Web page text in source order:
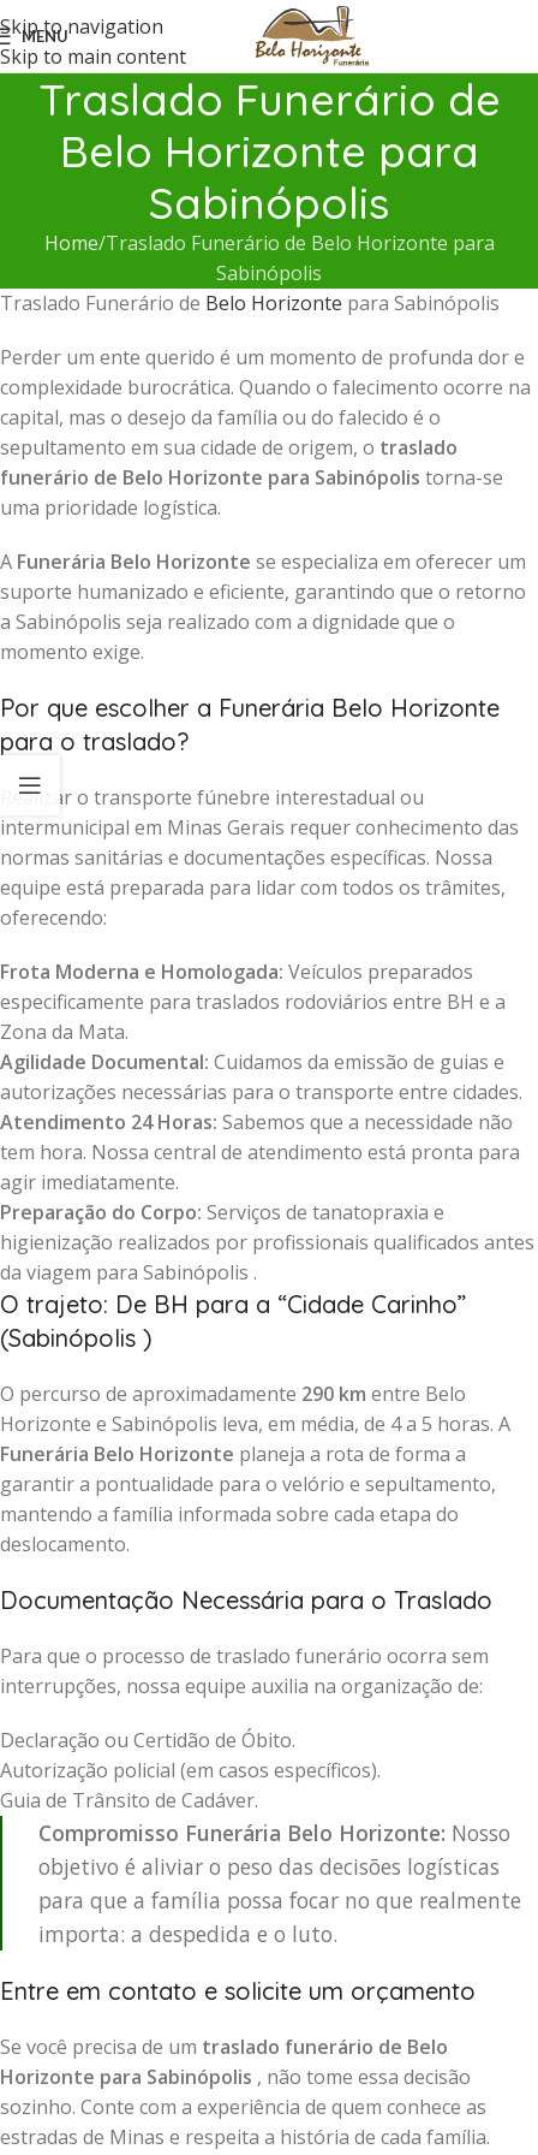
Skip to navigation
Skip to main content
MENU
Traslado Funerário de
Belo Horizonte para
Sabinópolis
Home Traslado Funerário de Belo Horizonte para
Sabinópolis
Traslado Funerário de Belo Horizonte para Sabinópolis
Perder um ente querido é um momento de profunda dor e
complexidade burocrática. Quando o falecimento ocorre na
capital, mas o desejo da família ou do falecido é o
sepultamento em sua cidade de origem, o traslado
funerário de Belo Horizonte para Sabinópolis torna-se
uma prioridade logística.
A Funerária Belo Horizonte se especializa em oferecer um
suporte humanizado e eficiente, garantindo que o retorno
a Sabinópolis seja realizado com a dignidade que o
momento exige.
Por que escolher a Funerária Belo Horizonte
para o traslado?
Realizar o transporte fúnebre interestadual ou
intermunicipal em Minas Gerais requer conhecimento das
normas sanitárias e documentações específicas. Nossa
equipe está preparada para lidar com todos os trâmites,
oferecendo:
Frota Moderna e Homologada: Veículos preparados
especificamente para traslados rodoviários entre BH e a
Zona da Mata.
Agilidade Documental: Cuidamos da emissão de guias e
autorizações necessárias para o transporte entre cidades.
Atendimento 24 Horas: Sabemos que a necessidade não
tem hora. Nossa central de atendimento está pronta para
agir imediatamente.
Preparação do Corpo: Serviços de tanatopraxia e
higienização realizados por profissionais qualificados antes
da viagem para Sabinópolis .
O trajeto: De BH para a “Cidade Carinho”
(Sabinópolis )
O percurso de aproximadamente 290 km entre Belo
Horizonte e Sabinópolis leva, em média, de 4 a 5 horas. A
Funerária Belo Horizonte planeja a rota de forma a
garantir a pontualidade para o velório e sepultamento,
mantendo a família informada sobre cada etapa do
deslocamento.
Documentação Necessária para o Traslado
Para que o processo de traslado funerário ocorra sem
interrupções, nossa equipe auxilia na organização de:
Declaração ou Certidão de Óbito.
Autorização policial (em casos específicos).
Guia de Trânsito de Cadáver.
Compromisso Funerária Belo Horizonte: Nosso
objetivo é aliviar o peso das decisões logísticas
para que a família possa focar no que realmente
importa: a despedida e o luto.
Entre em contato e solicite um orçamento
Se você precisa de um traslado funerário de Belo
Horizonte para Sabinópolis , não tome essa decisão
sozinho. Conte com a experiência de quem conhece as
estradas de Minas e respeita a história de cada família.